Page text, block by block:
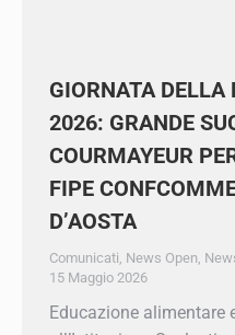
FIPE
Comunicati, News Open
15 Maggio 2026
Educazione alimentare
all’Istituzione
Ha riscosso un notevole